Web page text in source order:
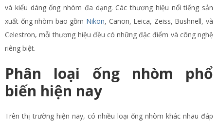
và kiểu dáng ống nhòm đa dạng. Các thương hiệu nổi tiếng sản
xuất ống nhòm bao gồm Nikon, Canon, Leica, Zeiss, Bushnell, và
Celestron, mỗi thương hiệu đều có những đặc điểm và công nghệ
riêng biệt.
Phân loại ống nhòm phổ
biến hiện nay
Trên thị trường hiện nay, có nhiều loại ống nhòm khác nhau đáp